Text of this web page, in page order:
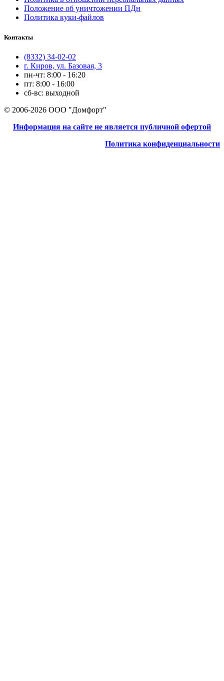
Положение об уничтожении ПДн
Политика куки-файлов
Контакты
(8332) 34-02-02
г. Киров, ул. Базовая, 3
пн-чт: 8:00 - 16:20
пт: 8:00 - 16:00
сб-вс: выходной
© 2006-2026 ООО "Домфорт"
Информация на сайте не является публичной офертой
Политика конфиденциальности